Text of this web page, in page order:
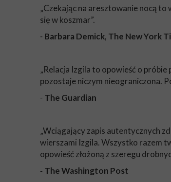
„Czekając na aresztowanie nocą
się w koszmar”.
- Barbara Demick, The New York
„Relacja Izgila to opowieść o
pozostaje niczym nieograniczona.
- The Guardian
„Wciągający zapis autentycznych
wierszami Izgila. Wszystko razem
opowieść złożoną z szeregu
- The Washington Post